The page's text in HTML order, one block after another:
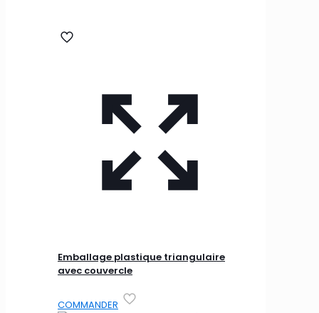
Emballage plastique triangulaire
avec couvercle
COMMANDER